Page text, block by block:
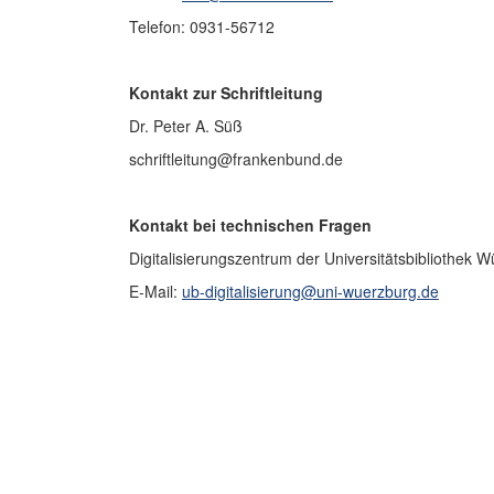
Telefon: 0931-56712
Kontakt zur Schriftleitung
Dr. Peter A. Süß
schriftleitung@frankenbund.de
Kontakt bei technischen Fragen
Digitalisierungszentrum der Universitätsbibliothek
E-Mail: ub-digitalisierung@uni-wuerzburg.de